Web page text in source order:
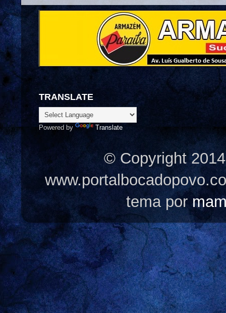
TRANSLATE
Powered by Translate
© Copyright
tema por